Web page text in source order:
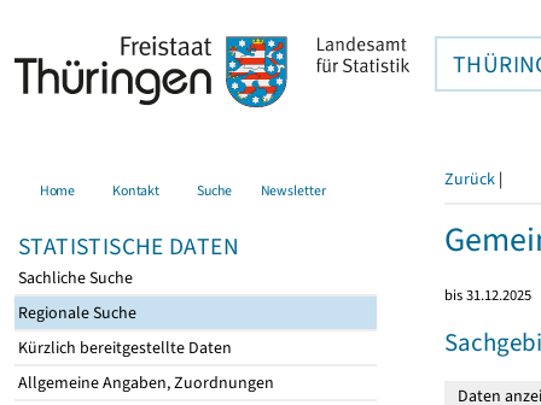
Home Kontakt Suche Newsletter
STATISTISCHE DATEN
Sachliche Suche
Regionale Suche
Kürzlich bereitgestellte Daten
Allgemeine Angaben, Zuordnungen
Zurück |
bis 31.12.2025